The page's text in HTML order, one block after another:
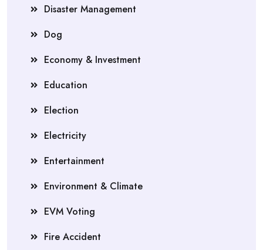
Disaster Management
Dog
Economy & Investment
Education
Election
Electricity
Entertainment
Environment & Climate
EVM Voting
Fire Accident